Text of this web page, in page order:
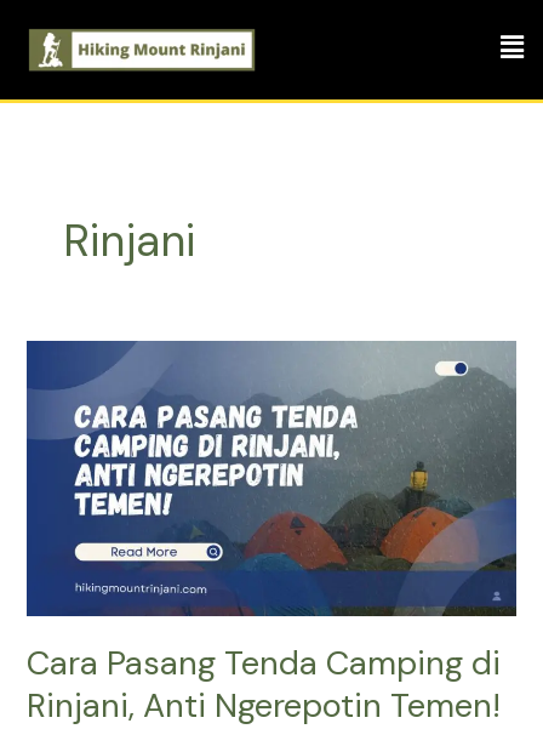
content
Rinjani
Cara Pasang Tenda Camping di
Rinjani, Anti Ngerepotin Temen!
Pasang
Tenda
Camping
Rinjani,
Ngerepotin
Temen!